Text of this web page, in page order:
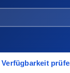
Verfügbarkeit